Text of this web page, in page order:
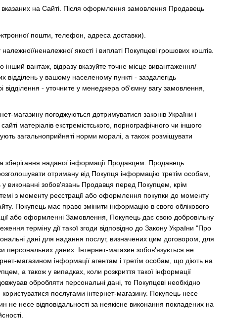
на Сайті. Після оформлення замовлення Продавець
пошти, телефон, адреса доставки).
неналежної якості і виплаті Покупцеві грошових коштів.
вантаж, відразу вказуйте точне місце вивантаження/
відділень у вашому населеному пункті - заздалегідь
відділення - уточните у менеджера об'ємну вагу замовлення,
магазину погоджуються дотримуватися законів України і
матеріалів екстремістського, порнографічного чи іншого
загальноприйняті норми моралі, а також розміщувати
зберігання наданої інформації Продавцем. Продавець
отриману від Покупця інформацію третім особам,
у виконанні зобов'язань Продавця перед Покупцем, крім
з моменту реєстрації або оформлення покупки до моменту
Покупець має право змінити інформацію в свого облікового
або оформленні Замовлення, Покупець дає свою добровільну
терміну дії такої згоди відповідно до Закону України "Про
дані для надання послуг, визначених цим договором, для
персональних даних. Інтернет-магазин зобов'язується не
магазином інформації агентам і третім особам, що діють на
а також у випадках, коли розкриття такої інформації
обробляти персональні дані, то Покупцеві необхідно
послугами інтернет-магазину. Покупець несе
не несе відповідальності за неякісне виконання покладених на